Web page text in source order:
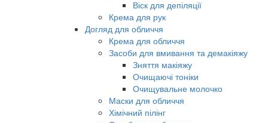
Віск для депіляції
Крема для рук
Догляд для обличчя
Крема для обличчя
Засоби для вмивання та демакіяжу
Зняття макіяжу
Очищаючі тоніки
Очищувальне молочко
Маски для обличчя
Хімічний пілінг